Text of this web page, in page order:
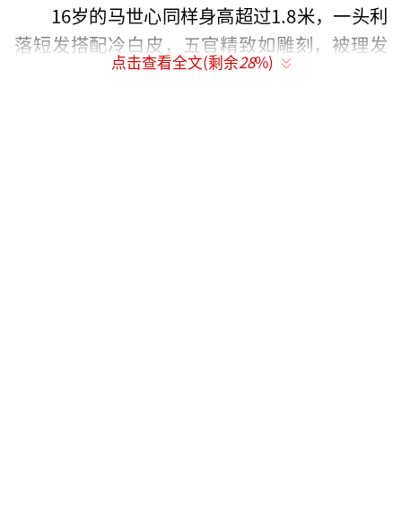
16岁的马世心同样身高超过1.8米，一头利
落短发搭配冷白皮，五官精致如雕刻，被理发
店邀请担任宣传模特，有着“韩系美男”的长
点击查看全文(剩余28%)